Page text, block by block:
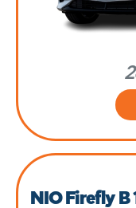
NIO Firefly